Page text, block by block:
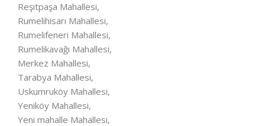
Reşitpaşa Mahallesi,
Rumelihisarı Mahallesi,
Rumelifeneri Mahallesi,
Rumelikavağı Mahallesi,
Merkez Mahallesi,
Tarabya Mahallesi,
Uskumruköy Mahallesi,
Yeniköy Mahallesi,
Yeni mahalle Mahallesi,